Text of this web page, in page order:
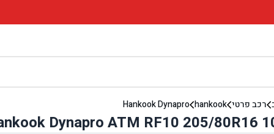
רכב פרטי hankook
Hankook Dynapro
Dynapro ATM RF10 205/80R16